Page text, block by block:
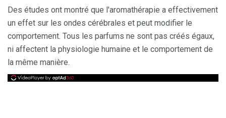
Des études ont montré que l'aromathérapie a effectivement
un effet sur les ondes cérébrales et peut modifier le
comportement. Tous les parfums ne sont pas créés égaux,
ni affectent la physiologie humaine et le comportement de
la même manière.